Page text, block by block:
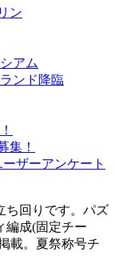
ン
アム
ンド降臨
集！
ーザーアンケート
ち回りです。パズ
編成(固定チー
載。夏祭称号チ